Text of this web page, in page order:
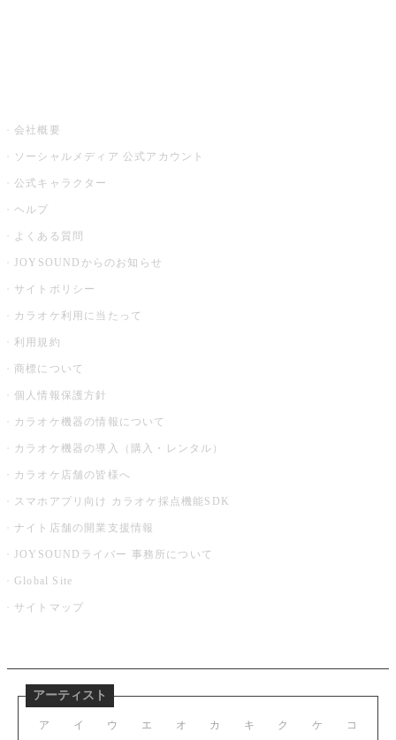
会社概要
ソーシャルメディア 公式アカウント
公式キャラクター
ヘルプ
よくある質問
JOYSOUNDからのお知らせ
サイトポリシー
カラオケ利用に当たって
利用規約
商標について
個人情報保護方針
カラオケ機器の情報について
カラオケ機器の導入（購入・レンタル）
カラオケ店舗の皆様へ
スマホアプリ向け カラオケ採点機能SDK
ナイト店舗の開業支援情報
JOYSOUNDライバー 事務所について
Global Site
サイトマップ
アーティスト
ア イ ウ エ オ カ キ ク ケ コ